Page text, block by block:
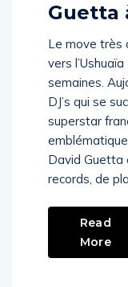
Guetta
Le move très
vers
semaines.
DJ’s qui se
superstar
David Guetta
records, de
Read
More